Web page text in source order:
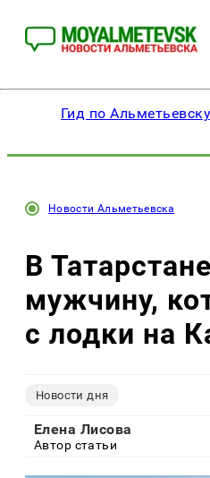
Гид по Альметьевску
Новости Альметьевска
В
мужчину,
с лодки на
Новости дня
Елена Лисова
Автор статьи